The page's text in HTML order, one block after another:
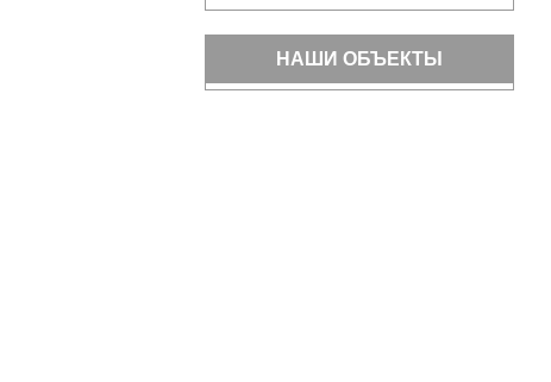
НАШИ ОБЪЕКТЫ